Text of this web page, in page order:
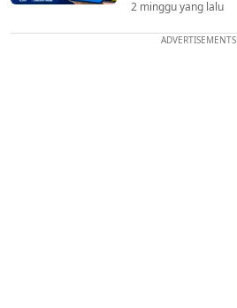
2 minggu yang lalu
ADVERTISEMENTS